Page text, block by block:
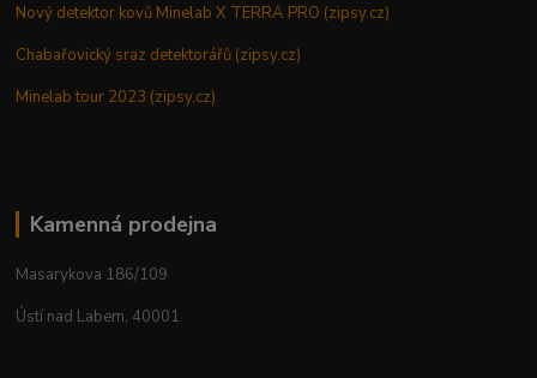
Nový detektor kovů Minelab X TERRA PRO (zipsy.cz)
Chabařovický sraz detektorářů (zipsy.cz)
Minelab tour 2023 (zipsy.cz)
Kamenná prodejna
Masarykova 186/109
Ústí nad Labem, 40001